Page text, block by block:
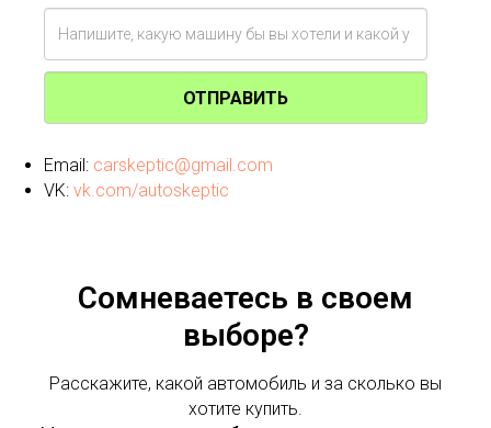
ОТПРАВИТЬ
Email: carskeptic@gmail.com
VK: vk.com/autoskeptic
Сомневаетесь в своем
выборе?
Расскажите, какой автомобиль и за сколько вы
хотите купить.